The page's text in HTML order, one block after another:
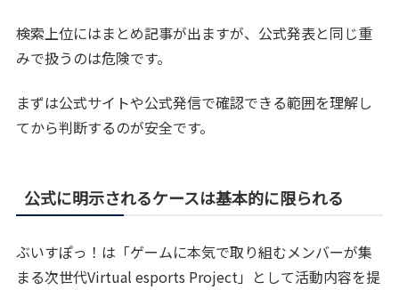
検索上位にはまとめ記事が出ますが、公式発表と同じ重
みで扱うのは危険です。
まずは公式サイトや公式発信で確認できる範囲を理解し
てから判断するのが安全です。
公式に明示されるケースは基本的に限られる
ぶいすぽっ！は「ゲームに本気で取り組むメンバーが集
まる次世代Virtual esports Project」として活動内容を提